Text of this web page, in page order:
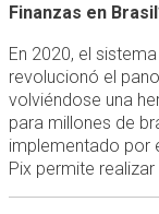
Finanzas en
En 2020, el
revolucionó el
volviéndose una
para millones de
implementado por
Pix permite realizar